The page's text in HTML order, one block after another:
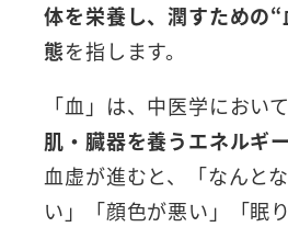
体を栄養し、潤すための
態を指します。
「血」は、中医学において
肌・臓器を養うエネルギ
血虚が進むと、「なんと
い」「顔色が悪い」「眠